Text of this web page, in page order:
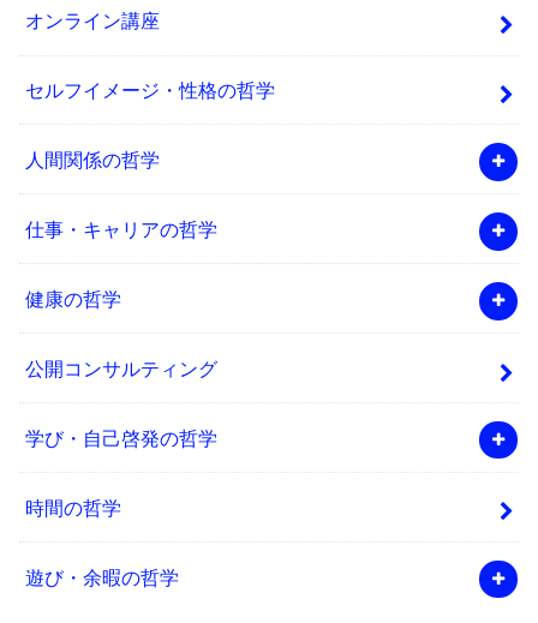
オンライン講座
セルフイメージ・性格の哲学
人間関係の哲学
仕事・キャリアの哲学
健康の哲学
公開コンサルティング
学び・自己啓発の哲学
時間の哲学
遊び・余暇の哲学